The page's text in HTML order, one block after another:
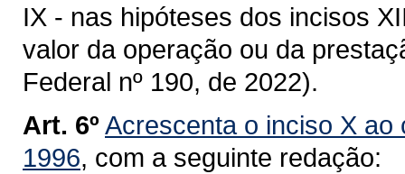
IX - nas hipóteses dos incisos
valor da operação ou da
Federal nº 190, de 2022).
Art. 6º Acrescenta o inciso X ao
1996, com a seguinte redação: